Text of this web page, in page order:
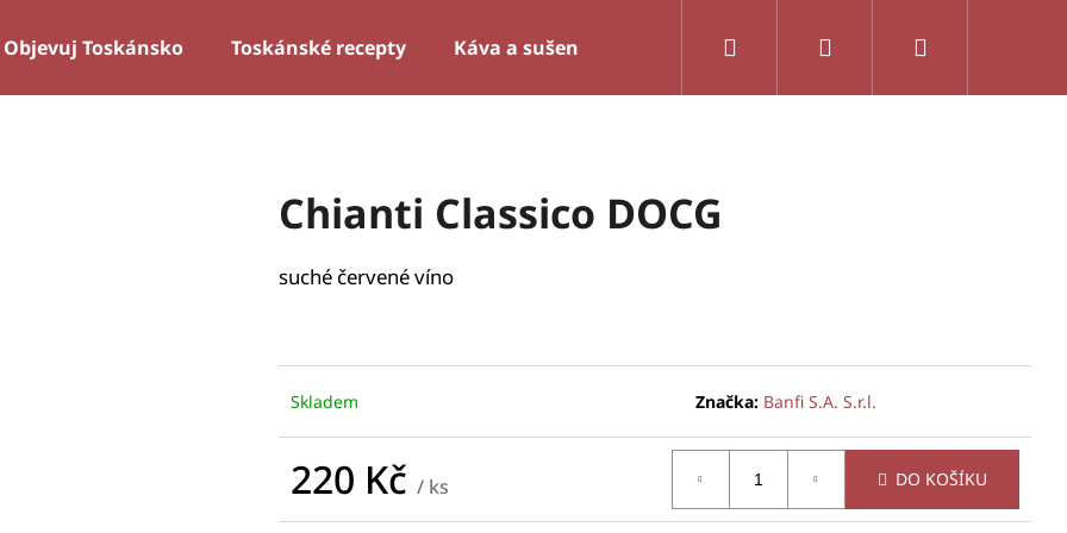
Objevuj Toskánsko Toskánské recepty Káva a sušenky Víno a olej TěstovinyPřihlášení
Chianti Classico DOCG
suché červené víno
Skladem Značka: Banfi S.A. S.r.l.
220 Kč / ks DO KOŠÍKU
HLEDAT